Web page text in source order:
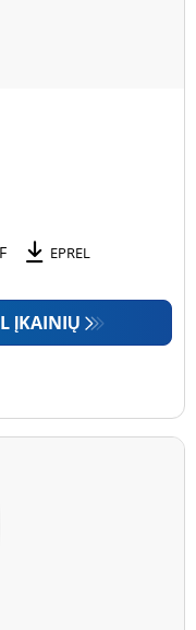
EPREL
ĮKAINIŲ